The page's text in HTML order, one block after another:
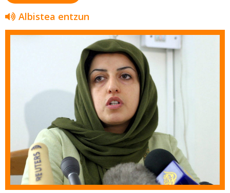
Albistea entzun